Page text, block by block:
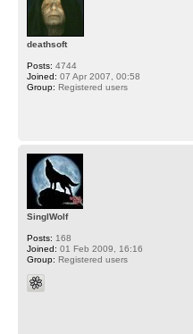
deathsoft
Posts: 4744
Joined: 07 Apr 2007, 00:58
Group: Registered users
SinglWolf
Posts: 168
Joined: 01 Feb 2009, 16:16
Group: Registered users